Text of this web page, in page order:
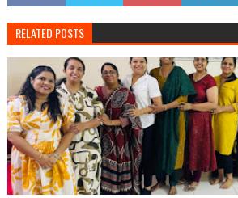
RELATED POSTS